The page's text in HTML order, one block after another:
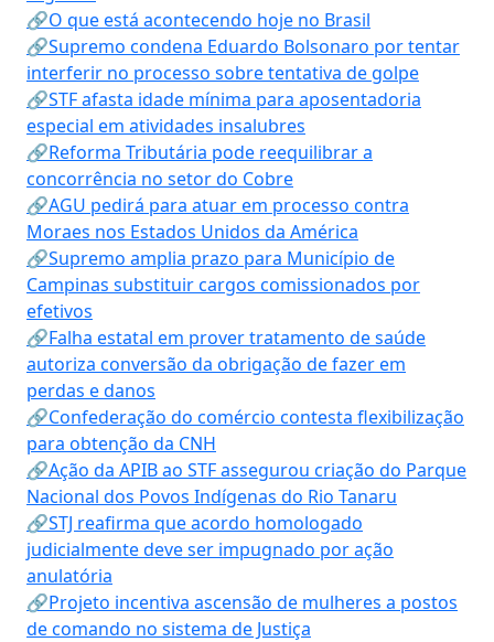
🔗O que está acontecendo hoje no Brasil
🔗Supremo condena Eduardo Bolsonaro por tentar
interferir no processo sobre tentativa de golpe
🔗STF afasta idade mínima para aposentadoria
especial em atividades insalubres
🔗Reforma Tributária pode reequilibrar a
concorrência no setor do Cobre
🔗AGU pedirá para atuar em processo contra
Moraes nos Estados Unidos da América
🔗Supremo amplia prazo para Município de
Campinas substituir cargos comissionados por
efetivos
🔗Falha estatal em prover tratamento de saúde
autoriza conversão da obrigação de fazer em
perdas e danos
🔗Confederação do comércio contesta flexibilização
para obtenção da CNH
🔗Ação da APIB ao STF assegurou criação do Parque
Nacional dos Povos Indígenas do Rio Tanaru
🔗STJ reafirma que acordo homologado
judicialmente deve ser impugnado por ação
anulatória
🔗Projeto incentiva ascensão de mulheres a postos
de comando no sistema de Justiça